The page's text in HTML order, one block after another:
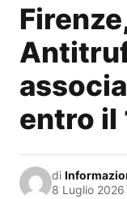
entro il
di
8 Luglio 2026